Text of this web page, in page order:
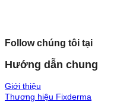
Follow chúng tôi tại
Hướng dẫn chung
Giới thiệu
Thương hiệu Fixderma